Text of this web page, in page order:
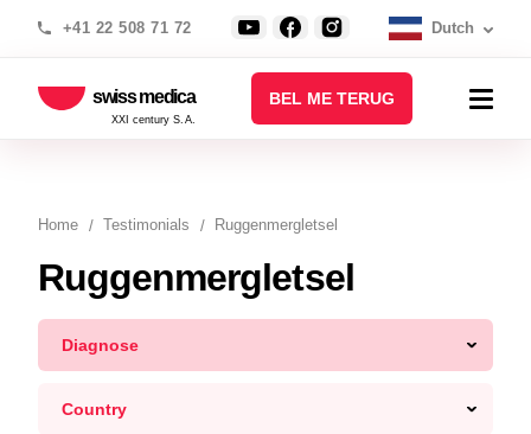
+41 22 508 71 72 Dutch
swiss medica
XXI century S.A.
BEL ME TERUG
Home Testimonials Ruggenmergletsel
Ruggenmergletsel
Diagnose
Country